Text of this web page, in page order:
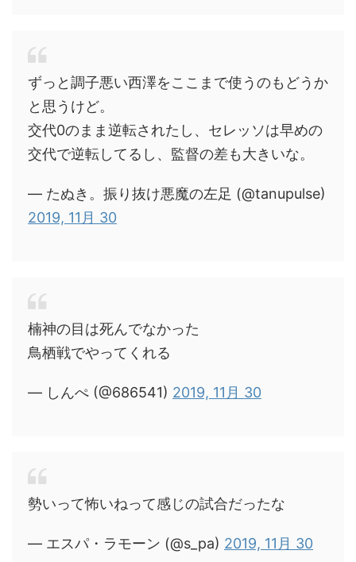
ずっと調子悪い西澤をここまで使うのもどうか
と思うけど。
交代0のまま逆転されたし、セレッソは早めの
交代で逆転してるし、監督の差も大きいな。
— たぬき。振り抜け悪魔の左足 (@tanupulse)
2019, 11月 30
楠神の目は死んでなかった
鳥栖戦でやってくれる
— しんぺ (@686541) 2019, 11月 30
勢いって怖いねって感じの試合だったな
— エスパ・ラモーン (@s_pa) 2019, 11月 30